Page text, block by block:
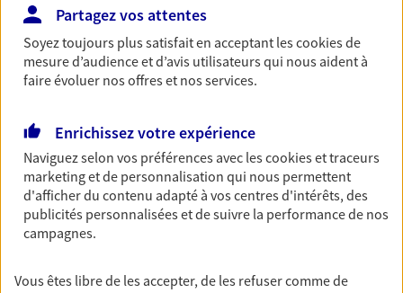
d'assurance et d'épargne. Recevez un conseil d'expert
cohérent avec vos besoins
épargne
De nombreuses solutions s'offrent à vous pour faire
fructifier votre épargne. Laquelle correspond à vos
objectifs ? Rien ne remplace les conseils d'un expert :
Assurance vie, PER, Livret… Faisons le point ensemble !
Préparer votre avenir
Partagez vos attentes
Soyez toujours plus satisfait en acceptant lescookiesde
mesure d’audience et d’avis utilisateurs qui nous aident à
faire évoluer nos offres et nos services.
Enrichissez votre expérience
Naviguez selon vos préférences avec lescookies et traceurs
marketing et de personnalisation qui nous permettent
d'afficher du contenu adapté à vos centres d'intérêts, des
publicités personnalisées et de suivre la performance de nos
campagnes.
Vous êtes libre de les accepter, de les refuser comme de